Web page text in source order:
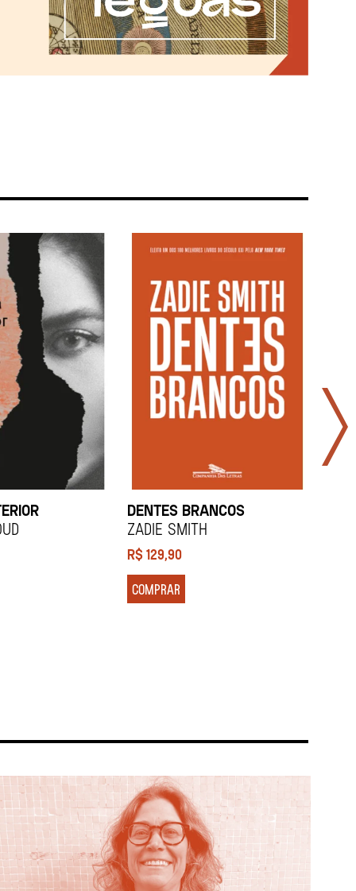
DENTES BRANCOS
Zadie Smith
R$129,90
COMPRAR